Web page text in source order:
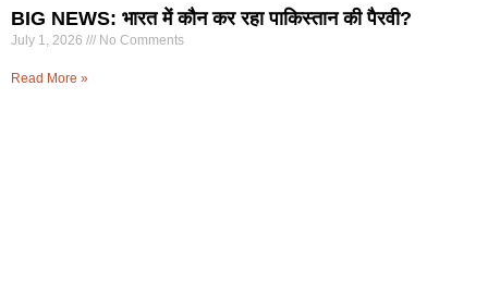
BIG NEWS: भारत में कौन कर रहा पाकिस्तान की पैरवी?
July 1, 2026 No Comments
Read More »